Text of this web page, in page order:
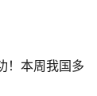
！本周我国多